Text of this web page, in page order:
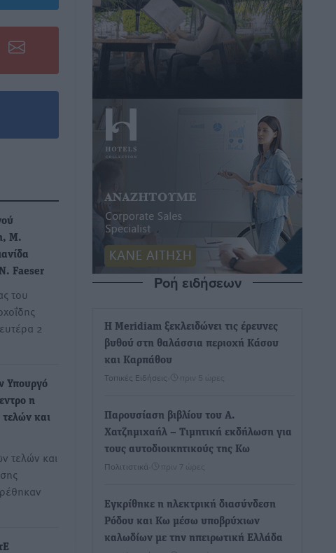
Μ.
Faeser
του
2
Υπουργό
η
και
τελών και
Ροή ειδήσεων
Η Meridiam ξεκλειδώνει τις έρευνες
βυθού στη θαλάσσια περιοχή Κάσου
και Καρπάθου
Τοπικές Ειδήσεις πριν 5 ώρες
Παρουσίαση βιβλίου του Α.
Χατζημιχαήλ – Τιμητική εκδήλωση για
τους αυτοδιοικητικούς της Κω
Πολιτιστικά πριν 7 ώρες
Εγκρίθηκε η ηλεκτρική διασύνδεση
Ρόδου και Κω μέσω υποβρύχιων
καλωδίων με την ηπειρωτική Ελλάδα